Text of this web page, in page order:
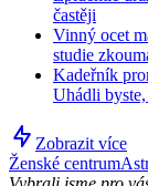
častěji
Vinný ocet
studie
Kadeřník
Uhádli
Zobrazit více
Ženské centrum